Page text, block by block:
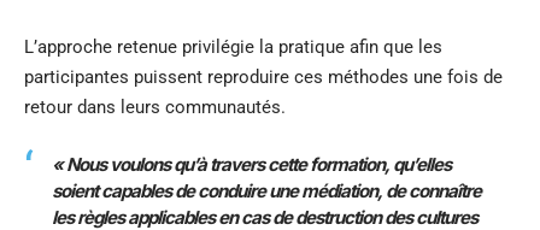
L’approche retenue privilégie la pratique afin que les
participantes puissent reproduire ces méthodes une fois de
retour dans leurs communautés.
« Nous voulons qu’à travers cette formation, qu’elles
soient capables de conduire une médiation, de connaître
les règles applicables en cas de destruction des cultures